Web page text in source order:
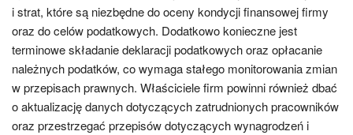
i strat, które są niezbędne do oceny kondycji finansowej firmy
oraz do celów podatkowych. Dodatkowo konieczne jest
terminowe składanie deklaracji podatkowych oraz opłacanie
należnych podatków, co wymaga stałego monitorowania zmian
w przepisach prawnych. Właściciele firm powinni również dbać
o aktualizację danych dotyczących zatrudnionych pracowników
oraz przestrzegać przepisów dotyczących wynagrodzeń i